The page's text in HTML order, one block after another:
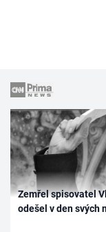
Zemřel spisovatel
odešel v den svých